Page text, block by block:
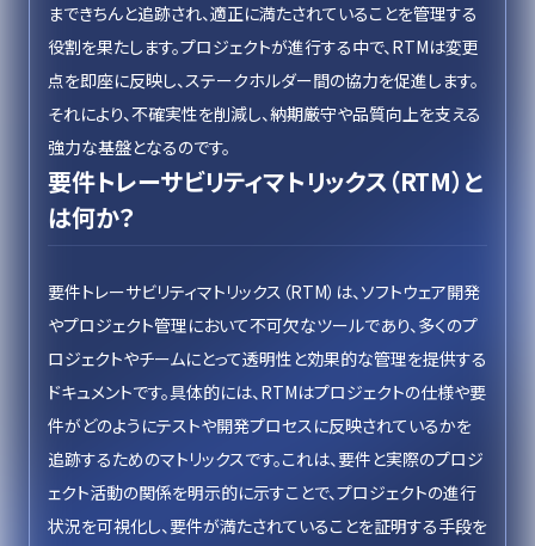
まできちんと追跡され、適正に満たされていることを管理する
役割を果たします。プロジェクトが進行する中で、RTMは変更
点を即座に反映し、ステークホルダー間の協力を促進します。
それにより、不確実性を削減し、納期厳守や品質向上を支える
強力な基盤となるのです。
要件トレーサビリティマトリックス（RTM）と
は何か？
要件トレーサビリティマトリックス（RTM）は、ソフトウェア開発
やプロジェクト管理において不可欠なツールであり、多くのプ
ロジェクトやチームにとって透明性と効果的な管理を提供する
ドキュメントです。具体的には、RTMはプロジェクトの仕様や要
件がどのようにテストや開発プロセスに反映されているかを
追跡するためのマトリックスです。これは、要件と実際のプロジ
ェクト活動の関係を明示的に示すことで、プロジェクトの進行
状況を可視化し、要件が満たされていることを証明する手段を